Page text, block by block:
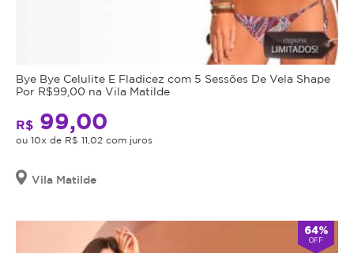
Bye Bye Celulite E Fladicez com 5 Sessões De Vela Shape
Por R$99,00 na Vila Matilde
R$ 99,00
ou 10x de R$ 11,02 com juros
Vila Matilde
64%
OFF